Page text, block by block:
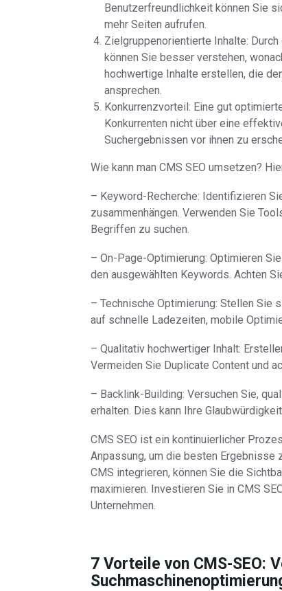
Benutzerfreundlichkeit können Sie
mehr Seiten aufrufen.
Zielgruppenorientierte Inhalte:
können Sie besser verstehen,
hochwertige Inhalte erstellen, die
ansprechen.
Konkurrenzvorteil: Eine gut
Konkurrenten nicht über eine
Suchergebnissen vor ihnen zu
Wie kann man CMS SEO umsetzen?
– Keyword-Recherche: Identifizieren
zusammenhängen. Verwenden Sie
Begriffen zu suchen.
– On-Page-Optimierung: Optimieren
den ausgewählten Keywords. Achten
– Technische Optimierung: Stellen Sie
auf schnelle Ladezeiten, mobile
– Qualitativ hochwertiger Inhalt:
Vermeiden Sie Duplicate Content und
– Backlink-Building: Versuchen Sie,
erhalten. Dies kann Ihre
CMS SEO ist ein kontinuierlicher
Anpassung, um die besten Ergebnisse
CMS integrieren, können Sie die
maximieren. Investieren Sie in CMS
Unternehmen.
7 Vorteile von CMS-SEO: